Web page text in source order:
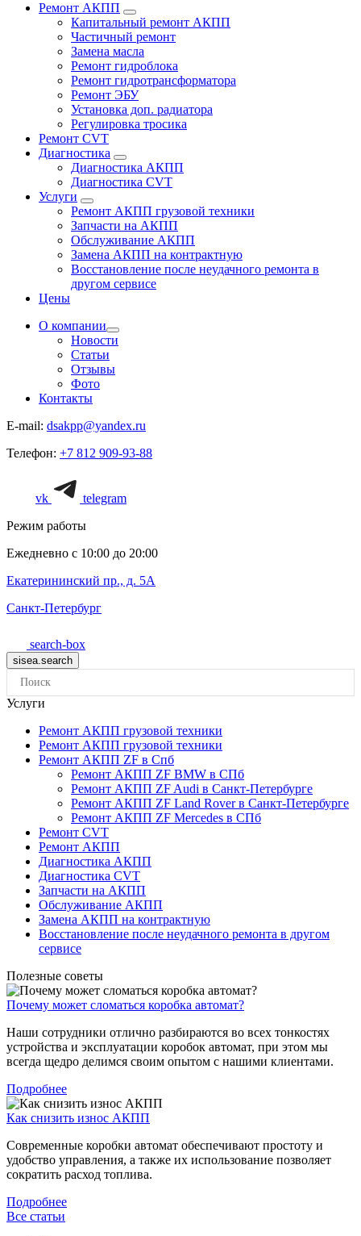
Ремонт АКПП
Капитальный ремонт АКПП
Частичный ремонт
Замена масла
Ремонт гидроблока
Ремонт гидротрансформатора
Ремонт ЭБУ
Установка доп. радиатора
Регулировка тросика
Ремонт CVT
Диагностика
Диагностика АКПП
Диагностика CVT
Услуги
Ремонт АКПП грузовой техники
Запчасти на АКПП
Обслуживание АКПП
Замена АКПП на контрактную
Восстановление после неудачного ремонта в
другом сервисе
Цены
О компании
Новости
Статьи
Отзывы
Фото
Контакты
E-mail: dsakpp@yandex.ru
Телефон: +7 812 909-93-88
vk
telegram
Режим работы
Ежедневно с 10:00 до 20:00
Екатерининский пр., д. 5А
Санкт-Петербург
search-box
Услуги
Ремонт АКПП грузовой техники
Ремонт АКПП грузовой техники
Ремонт АКПП ZF в Спб
Ремонт АКПП ZF BMW в СПб
Ремонт АКПП ZF Audi в Санкт-Петербурге
Ремонт АКПП ZF Land Rover в Санкт-Петербурге
Ремонт АКПП ZF Mercedes в СПб
Ремонт CVT
Ремонт AКПП
Диагностика АКПП
Диагностика CVT
Запчасти на АКПП
Обслуживание АКПП
Замена АКПП на контрактную
Восстановление после неудачного ремонта в другом
сервисе
Полезные советы
Почему может сломаться коробка автомат?
Наши сотрудники отлично разбираются во всех тонкостях
устройства и эксплуатации коробок автомат, при этом мы
всегда щедро делимся своим опытом с нашими клиентами.
Подробнее
Как снизить износ АКПП
Современные коробки автомат обеспечивают простоту и
удобство управления, а также их использование позволяет
сократить расход топлива.
Подробнее
Все статьи